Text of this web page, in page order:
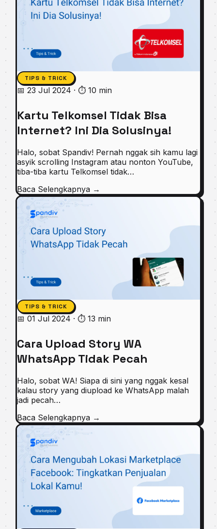
TIPS & TRICK
📅 23 Jul 2024 · ⏱ 10 min
Kartu Telkomsel Tidak Bisa
Internet? Ini Dia Solusinya!
Halo, sobat Spandiv! Pernah nggak sih kamu lagi
asyik scrolling Instagram atau nonton YouTube,
tiba-tiba kartu Telkomsel tidak…
Baca Selengkapnya →
TIPS & TRICK
📅 01 Jul 2024 · ⏱ 13 min
Cara Upload Story WA
WhatsApp Tidak Pecah
Halo, sobat WA! Siapa di sini yang nggak kesal
kalau story yang diupload ke WhatsApp malah
jadi pecah…
Baca Selengkapnya →